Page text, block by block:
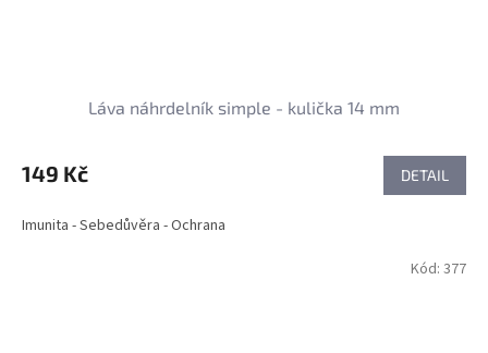
Láva náhrdelník simple - kulička 14 mm
149 Kč DETAIL
Imunita - Sebedůvěra - Ochrana
Kód: 377